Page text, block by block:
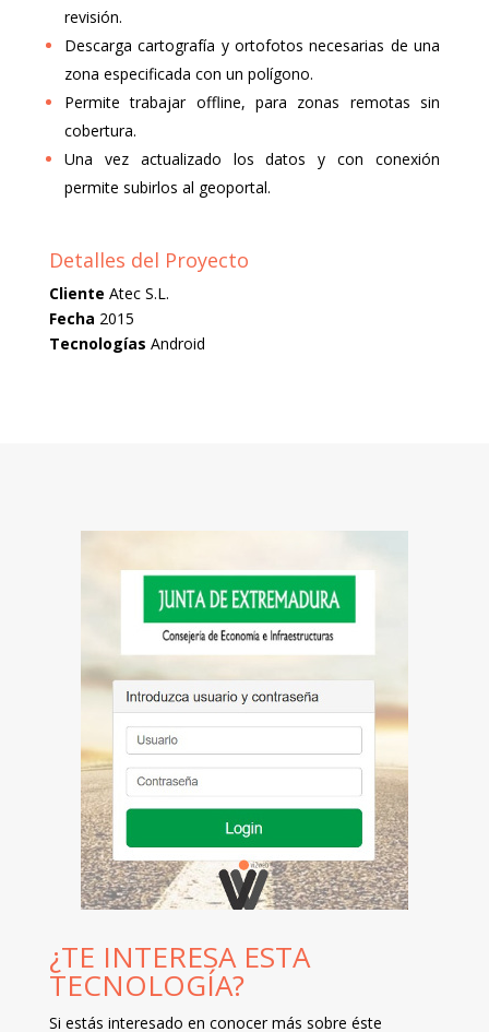
revisión.
Descarga cartografía y ortofotos necesarias de una
zona especificada con un polígono.
Permite trabajar offline, para zonas remotas sin
cobertura.
Una vez actualizado los datos y con conexión
permite subirlos al geoportal.
Detalles del Proyecto
Cliente Atec S.L.
Fecha 2015
Tecnologías Android
¿TE INTERESA ESTA
TECNOLOGÍA?
Si estás interesado en conocer más sobre éste